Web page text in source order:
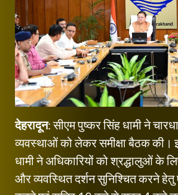
देहरादून: सीएम पुष्कर सिंह धामी ने
व्यवस्थाओं को लेकर समीक्षा बैठक की।
धामी ने अधिकारियों को श्रद्धालुओं के
और व्यवस्थित दर्शन सुनिश्चित करने